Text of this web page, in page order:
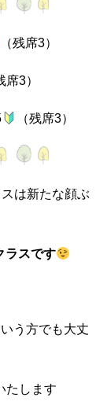
（残席3）
席3）
（残席3）
は新たな顔ぶ
ラスです
う方でも大丈
たします